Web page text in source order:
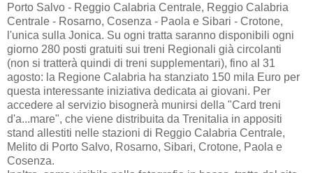
Porto Salvo - Reggio Calabria Centrale, Reggio Calabria
Centrale - Rosarno, Cosenza - Paola e Sibari - Crotone,
l'unica sulla Jonica. Su ogni tratta saranno disponibili ogni
giorno 280 posti gratuiti sui treni Regionali già circolanti
(non si tratterà quindi di treni supplementari), fino al 31
agosto: la Regione Calabria ha stanziato 150 mila Euro per
questa interessante iniziativa dedicata ai giovani. Per
accedere al servizio bisognerà munirsi della "Card treni
d'a...mare", che viene distribuita da Trenitalia in appositi
stand allestiti nelle stazioni di Reggio Calabria Centrale,
Melito di Porto Salvo, Rosarno, Sibari, Crotone, Paola e
Cosenza.